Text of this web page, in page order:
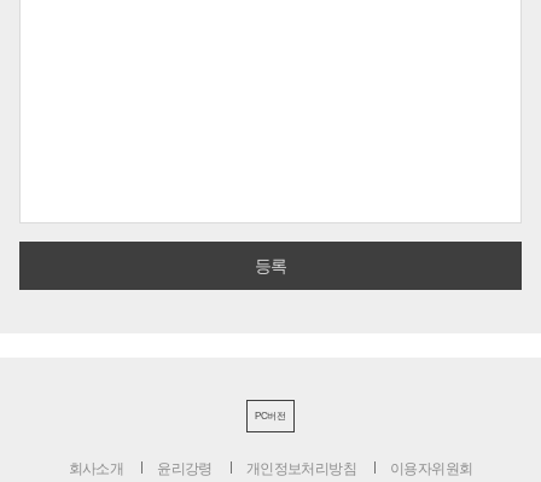
PC버전
회사소개 윤리강령 개인정보처리방침 이용자위원회